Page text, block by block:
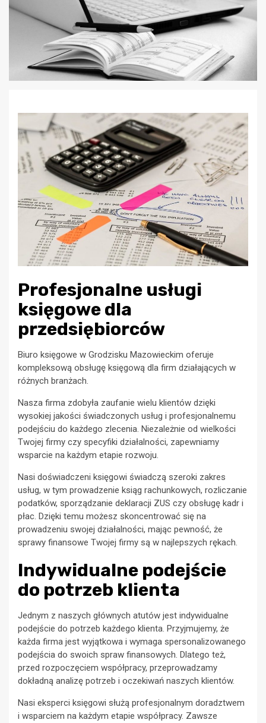
Profesjonalne usługi
księgowe dla
przedsiębiorców
Biuro księgowe w Grodzisku Mazowieckim oferuje
kompleksową obsługę księgową dla firm działających w
różnych branżach.
Nasza firma zdobyła zaufanie wielu klientów dzięki
wysokiej jakości świadczonych usług i profesjonalnemu
podejściu do każdego zlecenia. Niezależnie od wielkości
Twojej firmy czy specyfiki działalności, zapewniamy
wsparcie na każdym etapie rozwoju.
Nasi doświadczeni księgowi świadczą szeroki zakres
usług, w tym prowadzenie ksiąg rachunkowych, rozliczanie
podatków, sporządzanie deklaracji ZUS czy obsługę kadr i
płac. Dzięki temu możesz skoncentrować się na
prowadzeniu swojej działalności, mając pewność, że
sprawy finansowe Twojej firmy są w najlepszych rękach.
Indywidualne podejście
do potrzeb klienta
Jednym z naszych głównych atutów jest indywidualne
podejście do potrzeb każdego klienta. Przyjmujemy, że
każda firma jest wyjątkowa i wymaga spersonalizowanego
podejścia do swoich spraw finansowych. Dlatego też,
przed rozpoczęciem współpracy, przeprowadzamy
dokładną analizę potrzeb i oczekiwań naszych klientów.
Nasi eksperci księgowi służą profesjonalnym doradztwem
i wsparciem na każdym etapie współpracy. Zawsze